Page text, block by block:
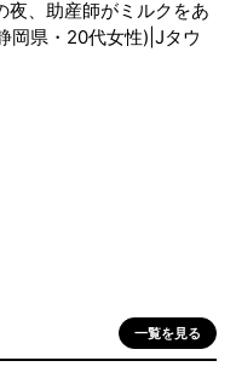
夜、助産師がミルクをあ
岡県・20代女性)|Jタウ
一覧を見る